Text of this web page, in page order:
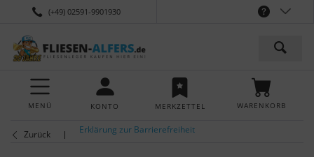
(+49) 02591-9901930
MENÜ KONTO MERKZETTEL WARENKORB
Zurück Erklärung zur Barrierefreiheit